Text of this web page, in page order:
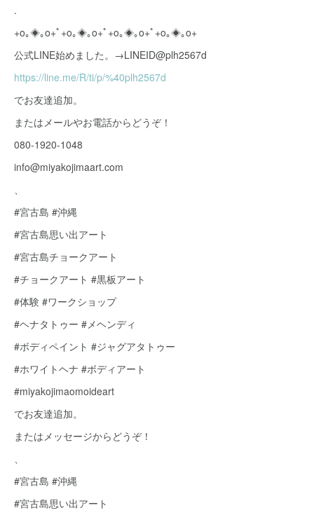
.
+o｡◈｡o+ﾟ+o｡◈｡o+ﾟ+o｡◈｡o+ﾟ+o｡◈｡o+
公式LINE始めました。→LINEID@plh2567d
https://line.me/R/ti/p/%40plh2567d
でお友達追加。
またはメールやお電話からどうぞ！
080-1920-1048
info@miyakojimaart.com
、
#宮古島 #沖縄
#宮古島思い出アート
#宮古島チョークアート
#チョークアート #黒板アート
#体験 #ワークショップ
#ヘナタトゥー #メヘンディ
#ボディペイント #ジャグアタトゥー
#ホワイトヘナ #ボディアート
#miyakojimaomoideart
でお友達追加。
またはメッセージからどうぞ！
、
#宮古島 #沖縄
#宮古島思い出アート